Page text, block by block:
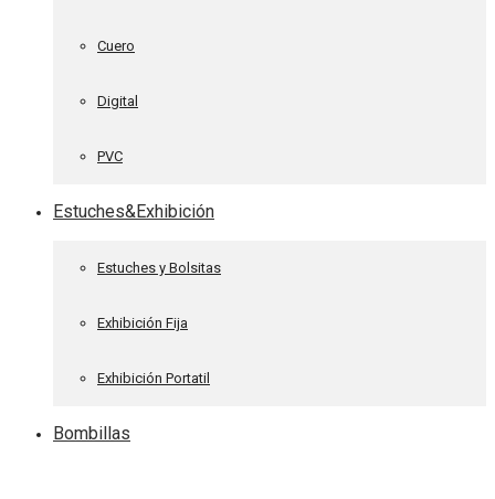
Cuero
Digital
PVC
Estuches&Exhibición
Estuches y Bolsitas
Exhibición Fija
Exhibición Portatil
Bombillas